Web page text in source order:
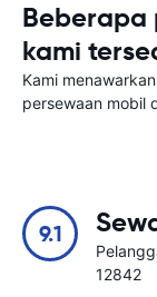
Beberapa
kami
Kami
persewaan mobil
9.1
12842